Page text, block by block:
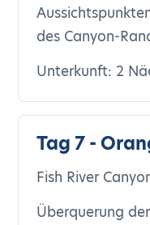
des Canyon-
Unterkunft: 2
Tag 7 -
Fish River
Überquerung